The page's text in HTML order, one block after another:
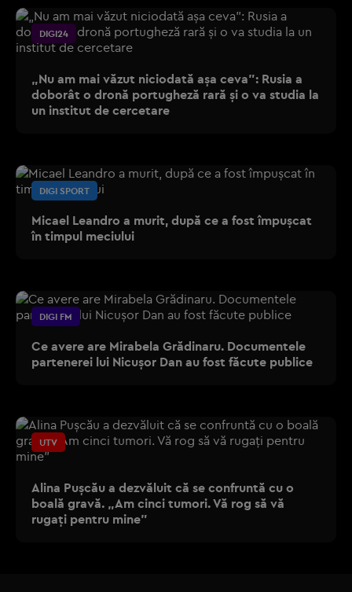
DIGI24
„Nu am mai văzut niciodată așa ceva”: Rusia a
doborât o dronă portugheză rară și o va studia la
un institut de cercetare
DIGI SPORT
Micael Leandro a murit, după ce a fost împușcat
în timpul meciului
DIGI FM
Ce avere are Mirabela Grădinaru. Documentele
partenerei lui Nicușor Dan au fost făcute publice
UTV
Alina Pușcău a dezvăluit că se confruntă cu o
boală gravă. „Am cinci tumori. Vă rog să vă
rugați pentru mine”